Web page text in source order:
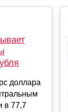
доллара
в 77,7